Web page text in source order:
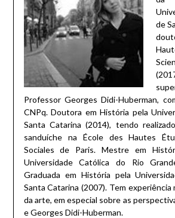
de
Professor Georges Didi-Huberman,
CNPq. Doutora em História pela
Santa Catarina (2014), tendo
sanduíche na École des Hautes
Sociales de Paris. Mestre em
Universidade Católica do Rio
Graduada em História pela
Santa Catarina (2007). Tem experiência
da arte, em especial sobre as
e Georges Didi-Huberman.